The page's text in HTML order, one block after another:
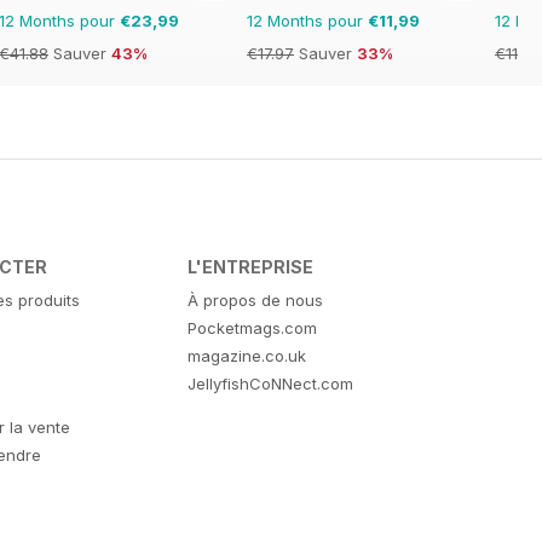
12 Months pour €23,99
€41.88 Sauver 43%
12 Months pour €11,99
€17.97 Sauver 33%
12
€11.90
produits
la vente
L'ENTREPRISE
À propos de nous
Pocketmags.com
magazine.co.uk
JellyfishCoNNect.com